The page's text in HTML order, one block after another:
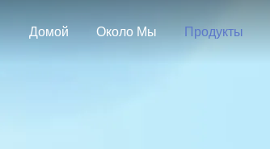
Домой Около Мы Продукты